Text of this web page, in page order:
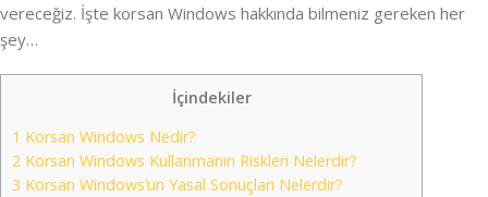
vereceğiz. İşte korsan Windows hakkında bilmeniz gereken her
şey…
İçindekiler
1 Korsan Windows Nedir?
2 Korsan Windows Kullanmanın Riskleri Nelerdir?
3 Korsan Windows’un Yasal Sonuçları Nelerdir?